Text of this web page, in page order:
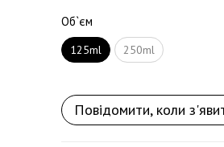
Об`єм
125ml 250ml
Повідомити, коли